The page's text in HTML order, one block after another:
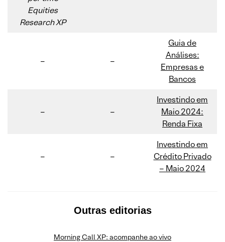
Equities
Research XP
– –
Guia de
Análises:
Empresas e
Bancos
– –
Investindo em
Maio 2024:
Renda Fixa
– –
Investindo em
Crédito Privado
– Maio 2024
Outras editorias
Morning Call XP: acompanhe ao vivo